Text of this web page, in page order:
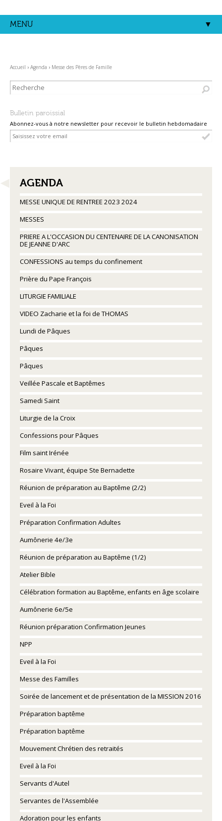
contenu.
|
MENU
Accueil › Agenda › Messe des Pères de Famille
Bulletin paroissial
Abonnez-vous à notre newsletter pour recevoir le bulletin hebdomadaire
NAVIGATION
AGENDA
MESSE UNIQUE DE RENTREE 2023 2024
MESSES
PRIERE A L'OCCASION DU CENTENAIRE DE LA CANONISATION
DE JEANNE D'ARC
CONFESSIONS au temps du confinement
Prière du Pape François
LITURGIE FAMILIALE
VIDEO Zacharie et la foi de THOMAS
Lundi de Pâques
Pâques
Pâques
Veillée Pascale et Baptêmes
Samedi Saint
Liturgie de la Croix
Confessions pour Pâques
Film saint Irénée
Rosaire Vivant, équipe Ste Bernadette
Réunion de préparation au Baptême (2/2)
Eveil à la Foi
Préparation Confirmation Adultes
Aumônerie 4e/3e
Réunion de préparation au Baptême (1/2)
Atelier Bible
Célébration formation au Baptême, enfants en âge scolaire
Aumônerie 6e/5e
Réunion préparation Confirmation Jeunes
NPP
Eveil à la Foi
Messe des Familles
Soirée de lancement et de présentation de la MISSION 2016
Préparation baptême
Préparation baptême
Mouvement Chrétien des retraités
Eveil à la Foi
Servants d'Autel
Servantes de l'Assemblée
Adoration pour les enfants